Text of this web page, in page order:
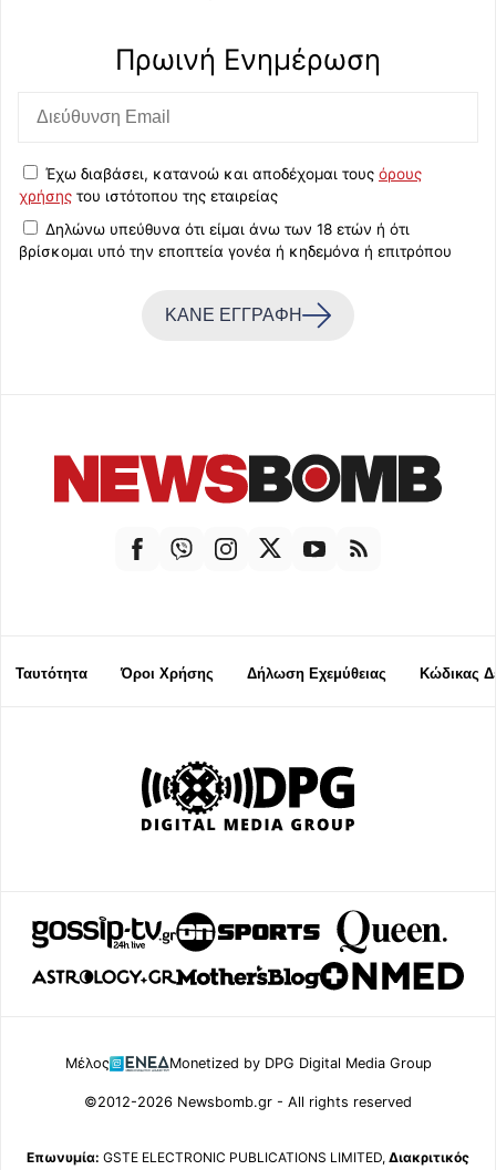
Πρωινή Eνημέρωση
Έχω διαβάσει, κατανοώ και αποδέχομαι τους όρους
χρήσης του ιστότοπου της εταιρείας
Δηλώνω υπεύθυνα ότι είμαι άνω των 18 ετών ή ότι
βρίσκομαι υπό την εποπτεία γονέα ή κηδεμόνα ή επιτρόπου
ΚΑΝΕ ΕΓΓΡΑΦΗ
Ταυτότητα Όροι Χρήσης Δήλωση Εχεμύθειας Κώδικας
Μέλος Monetized by DPG Digital Media Group
©2012-2026 Newsbomb.gr - All rights reserved
Επωνυμία: GSTE ELECTRONIC PUBLICATIONS LIMITED, Διακριτικός